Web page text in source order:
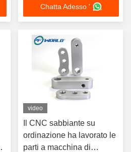
Chatta Adesso '
video
Il CNC sabbiante su
ordinazione ha lavorato le
parti a macchina di